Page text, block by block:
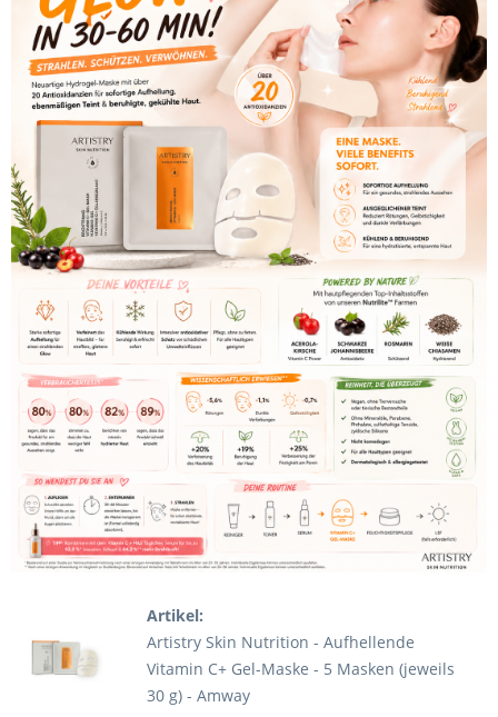
Artikel:
Artistry Skin Nutrition - Aufhellende
Vitamin C+ Gel-Maske - 5 Masken (jeweils
30 g) - Amway